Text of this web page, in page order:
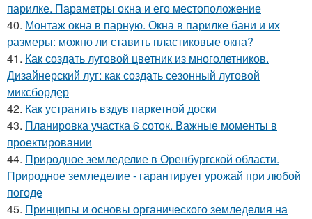
парилке. Параметры окна и его местоположение
40. Монтаж окна в парную. Окна в парилке бани и их
размеры: можно ли ставить пластиковые окна?
41. Как создать луговой цветник из многолетников.
Дизайнерский луг: как создать сезонный луговой
миксбордер
42. Как устранить вздув паркетной доски
43. Планировка участка 6 соток. Важные моменты в
проектировании
44. Природное земледелие в Оренбургской области.
Природное земледелие - гарантирует урожай при любой
погоде
45. Принципы и основы органического земледелия на